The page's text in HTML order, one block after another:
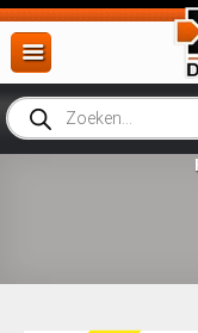
Ga
naar
inhoud
Producten
zoeken